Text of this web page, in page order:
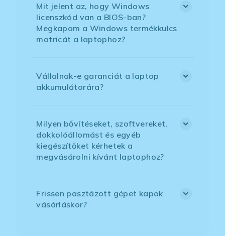
Mit jelent az, hogy Windows
licenszkód van a BIOS-ban?
Megkapom a Windows termékkulcs
matricát a laptophoz?
Vállalnak-e garanciát a laptop
akkumulátorára?
Milyen bővítéseket, szoftvereket,
dokkolóállomást és egyéb
kiegészítőket kérhetek a
megvásárolni kívánt laptophoz?
Frissen pasztázott gépet kapok
vásárláskor?